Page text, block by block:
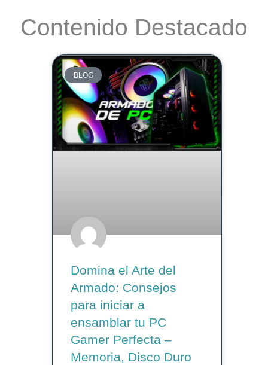
Contenido Destacado
BLOG
Domina el Arte del
Armado: Consejos
para iniciar a
ensamblar tu PC
Gamer Perfecta –
Memoria, Disco Duro